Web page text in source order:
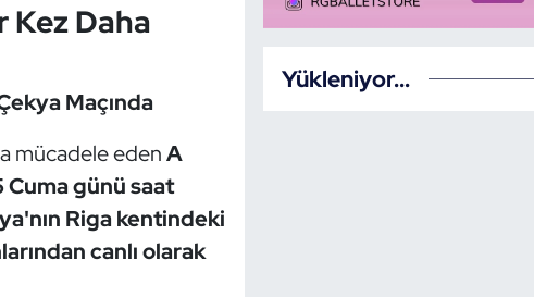
Kez Daha
Maçında
mücadele edenA
günü saat
Riga kentindeki
canlı olarak
Yükleniyor...